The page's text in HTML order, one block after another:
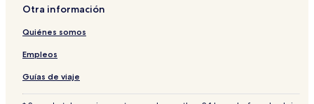
Otra información
Quiénes somos
Empleos
Guías de viaje